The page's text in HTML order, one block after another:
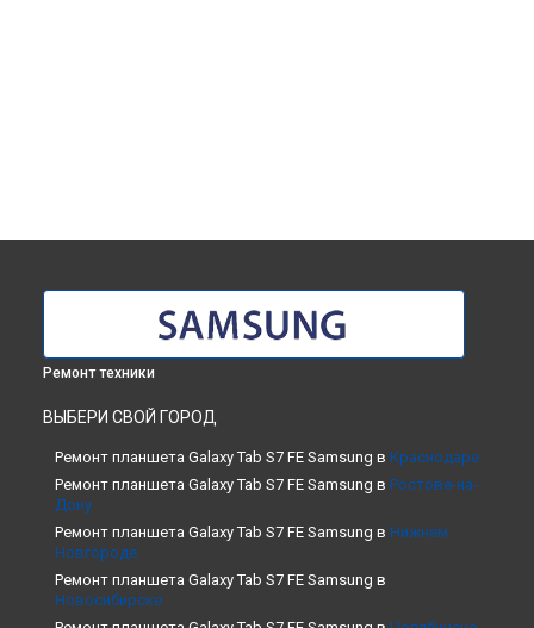
Ремонт техники
ВЫБЕРИ СВОЙ ГОРОД
Ремонт планшета Galaxy Tab S7 FE Samsung в Краснодаре
Ремонт планшета Galaxy Tab S7 FE Samsung в Ростове-на-
Дону
Ремонт планшета Galaxy Tab S7 FE Samsung в Нижнем
Новгороде
Ремонт планшета Galaxy Tab S7 FE Samsung в
Новосибирске